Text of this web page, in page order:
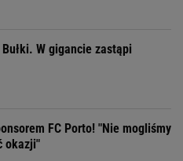
W gigancie zastąpi
FC Porto! "Nie mogliśmy
okazji"